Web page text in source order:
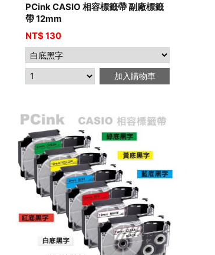
PCink CASIO 相容標籤帶 副廠標籤
帶 12mm
NT$130
加入購物車